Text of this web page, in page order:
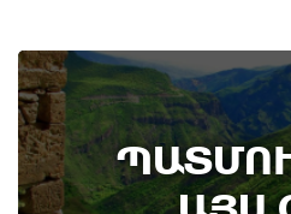
10th of
Դադարել է գործել
միջպետական